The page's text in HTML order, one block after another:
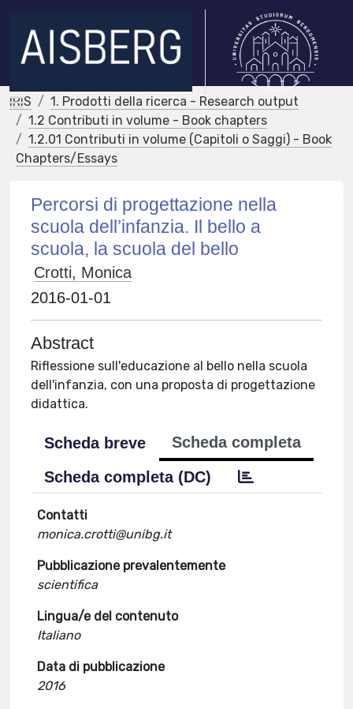
IRIS
1. Prodotti della ricerca - Research output
1.2 Contributi in volume - Book chapters
1.2.01 Contributi in volume (Capitoli o Saggi) - Book
Chapters/Essays
Percorsi di progettazione nella
scuola dell’infanzia. Il bello a
scuola, la scuola del bello
Crotti, Monica
2016-01-01
Abstract
Riflessione sull'educazione al bello nella scuola
dell'infanzia, con una proposta di progettazione
didattica.
Scheda breve
Scheda completa
Scheda completa (DC)
Contatti
monica.crotti@unibg.it
Pubblicazione prevalentemente
scientifica
Lingua/e del contenuto
Italiano
Data di pubblicazione
2016